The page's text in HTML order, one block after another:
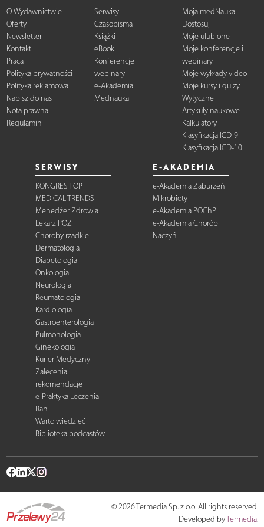
O Wydawnictwie
Oferty
Newsletter
Kontakt
Praca
Polityka prywatności
Polityka reklamowa
Napisz do nas
Nota prawna
Regulamin
Serwisy
Czasopisma
Książki
eBooki
Konferencje i
webinary
e-Akademia
Mednauka
Moja medNauka
Dostosuj
Moje ulubione
Moje konferencje i
webinary
Moje wykłady video
Moje kursy i quizy
Wytyczne
Artykuły naukowe
Kalkulatory
Klasyfikacja ICD-9
Klasyfikacja ICD-10
SERWISY
KONGRES TOP
MEDICAL TRENDS
Menedżer Zdrowia
Lekarz POZ
Choroby rzadkie
Dermatologia
Diabetologia
Onkologia
Neurologia
Reumatologia
Kardiologia
Gastroenterologia
Pulmonologia
Ginekologia
Kurier Medyczny
Zalecenia i
rekomendacje
e-Praktyka Leczenia
Ran
Warto wiedzieć
Biblioteka podcastów
E-AKADEMIA
e-Akademia Zaburzeń
Mikrobioty
e-Akademia POChP
e-Akademia Chorób
Naczyń
© 2026 Termedia Sp. z o.o. All rights reserved.
Developed byTermedia.